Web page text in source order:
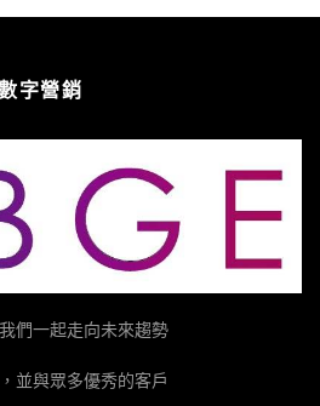
字營銷
們一起走向未來趨勢
並與眾多優秀的客戶